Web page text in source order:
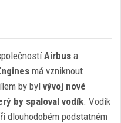
Airbus a
má vzniknout
by byl vývoj nové
by spaloval vodík. Vodík
dlouhodobém podstatném